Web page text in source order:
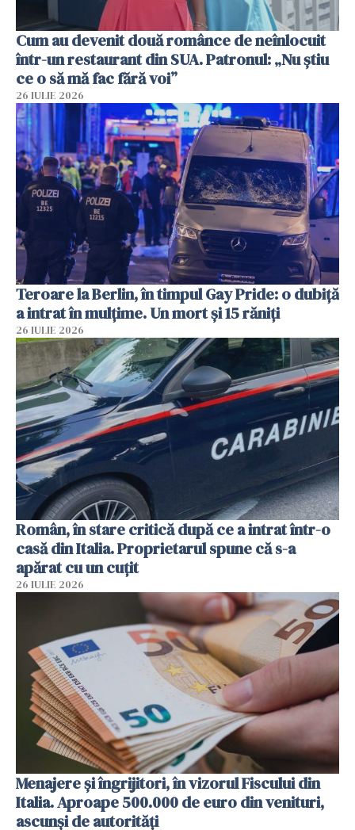
Cum au devenit două românce de neînlocuit
într-un restaurant din SUA. Patronul: „Nu știu
ce o să mă fac fără voi”
26 IULIE 2026
Teroare la Berlin, în timpul Gay Pride: o dubiță
a intrat în mulțime. Un mort și 15 răniți
26 IULIE 2026
Român, în stare critică după ce a intrat într-o
casă din Italia. Proprietarul spune că s-a
apărat cu un cuțit
26 IULIE 2026
Menajere și îngrijitori, în vizorul Fiscului din
Italia. Aproape 500.000 de euro din venituri,
ascunși de autorități